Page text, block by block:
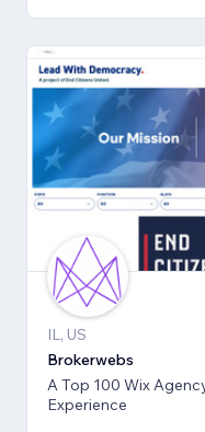
IL, US
Brokerwebs
A Top 100 Wix
Experience